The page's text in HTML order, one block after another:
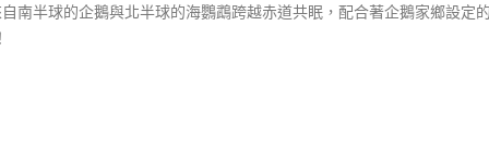
南半球的企鵝與北半球的海鸚鵡跨越赤道共眠，配合著企鵝家鄉設定